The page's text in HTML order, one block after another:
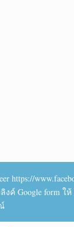
https://
งค์ Google form ใ